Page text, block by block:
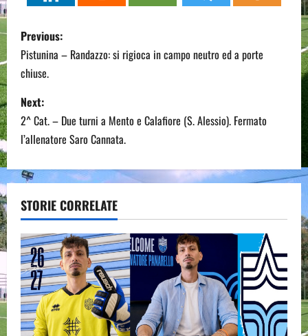
P
o
s
t
n
a
v
i
g
a
t
Previous:
Pistunina – Randazzo: si rigioca in campo neutro ed a porte
chiuse.
Next:
2^ Cat. – Due turni a Mento e Calafiore (S. Alessio). Fermato
l’allenatore Saro Cannata.
STORIE CORRELATE